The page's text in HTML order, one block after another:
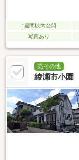
1週間以内公開
写真あり
売その他
綾瀬市小